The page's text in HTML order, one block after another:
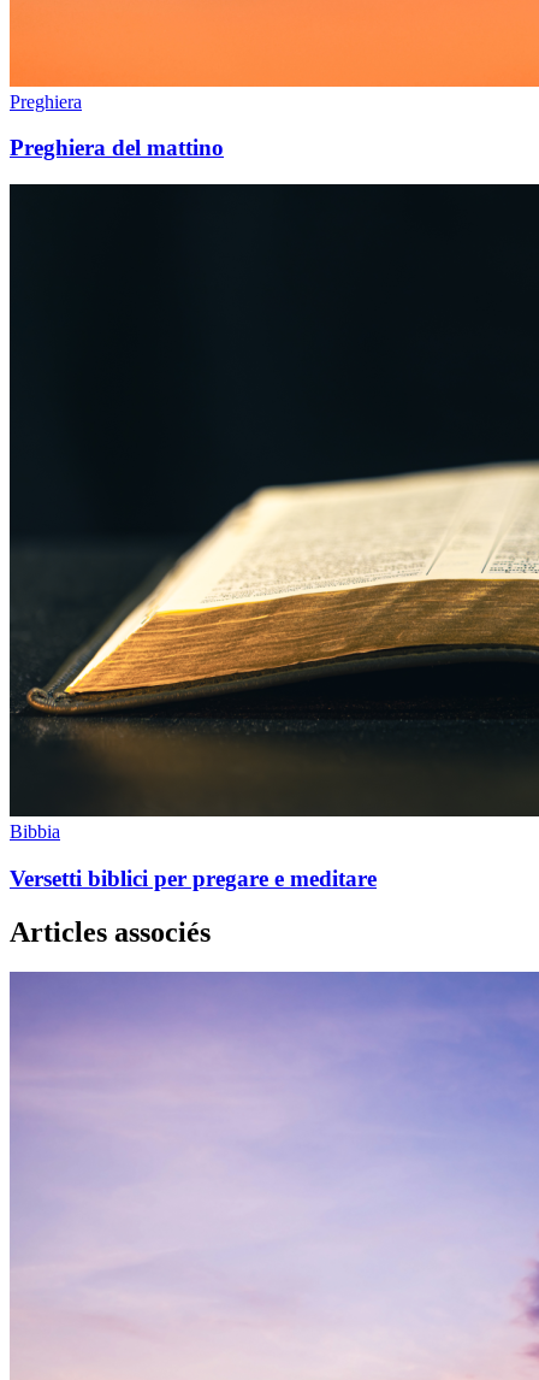
Preghiera
Preghiera del mattino
Bibbia
Versetti biblici per pregare e meditare
Articles associés